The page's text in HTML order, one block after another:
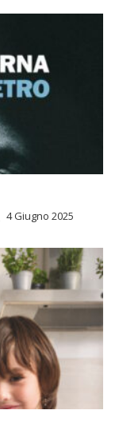
4 Giugno 2025